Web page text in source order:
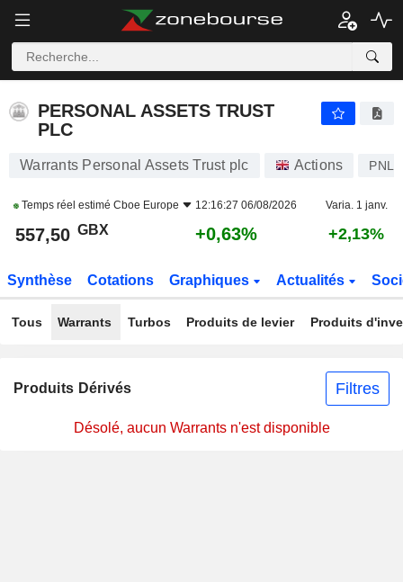
PERSONAL ASSETS TRUST
PLC
Warrants Personal Assets Trust plc Actions PNL
Temps réel estimé Cboe Europe 12:16:27 06/08/2026 Varia. 1 janv.
557,50 GBX +0,63% +2,13%
Synthèse Cotations Graphiques Actualités
Tous Warrants Turbos Produits de levier Produits
Produits Dérivés Filtres
Désolé, aucun Warrants n'est disponible